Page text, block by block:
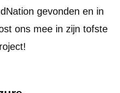
gevonden en in
ons mee in zijn tofste